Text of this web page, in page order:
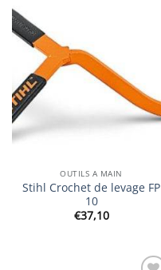
OUTILS A MAIN
Stihl Crochet de levage FP
10
€37,10